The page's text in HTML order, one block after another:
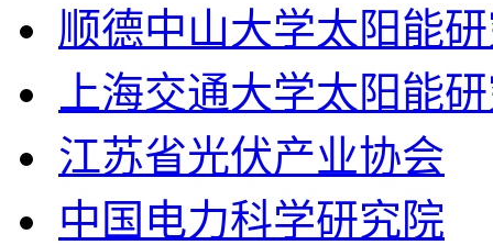
顺德中山大学太阳能
上海交通大学太阳能
江苏省光伏产业协会
中国电力科学研究院